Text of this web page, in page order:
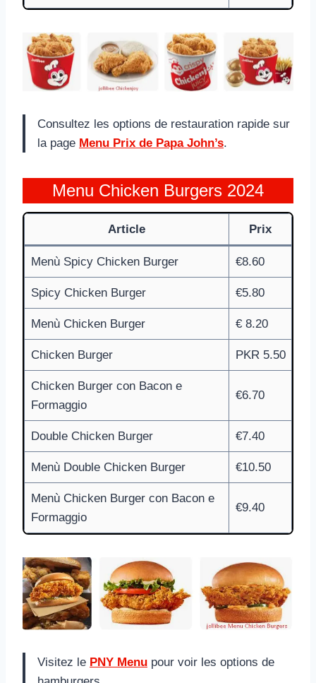
Consultez les options de restauration rapide sur
la page Menu Prix de Papa John’s.
Menu Chicken Burgers 2024
Article Prix
Menù Spicy Chicken Burger €8.60
Spicy Chicken Burger €5.80
Menù Chicken Burger € 8.20
Chicken Burger PKR 5.50
Chicken Burger con Bacon e
Formaggio
€6.70
Double Chicken Burger €7.40
Menù Double Chicken Burger €10.50
Menù Chicken Burger con Bacon e
Formaggio
€9.40
Visitez le PNY Menu pour voir les options de